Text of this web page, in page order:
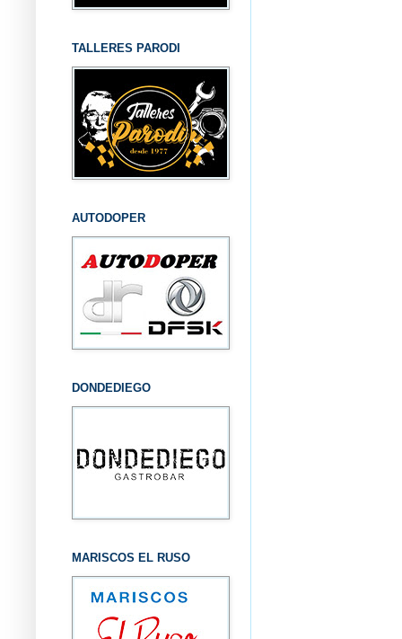
TALLERES PARODI
AUTODOPER
DONDEDIEGO
MARISCOS EL RUSO